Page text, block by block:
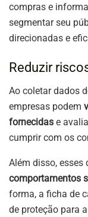
compras e
segmentar seu
direcionadas e
Reduzir
Ao coletar dados
empresas podem
fornecidas e
cumprir com os
Além disso, esses
comportamentos
forma, a ficha de
de proteção para